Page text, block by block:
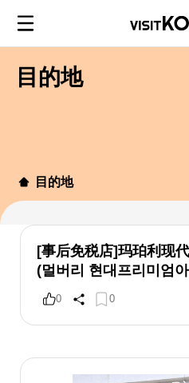
目的地
目的地
[事后免税店]玛珀利现
(멀버리 현대프리미엄
0 0